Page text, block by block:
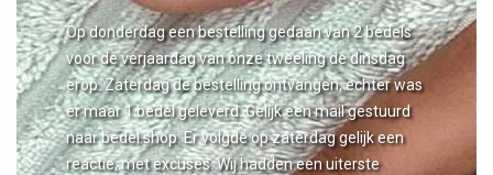
Op donderdag een bestelling gedaan van 2 bedels
voor de verjaardag van onze tweeling de dinsdag
erop. Zaterdag de bestelling ontvangen, echter was
er maar 1 bedel geleverd. Gelijk een mail gestuurd
naar bedel.shop. Er volgde op zaterdag gelijk een
reactie, met excuses. Wij hadden een uiterste